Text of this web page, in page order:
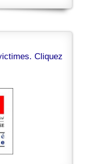
Cliquez